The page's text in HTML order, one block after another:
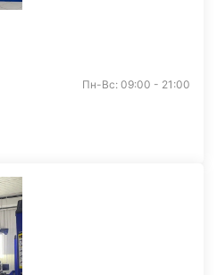
Пн-Вс: 09:00 - 21:00